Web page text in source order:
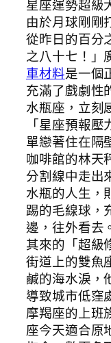
星座運勢超級
由於月球剛剛
從昨日的百分
之八十七！」
車材料是一個
充滿了戲劇性
水瓶座，立刻
「星座預報
單戀著住在隔
咖啡館的林天
分割線中走出
水瓶的人生，
踢的毛線球，
邊，往外看去
其來的「超級
街道上的雙魚
鹹的海水淚，
導致城市低窪
摩羯座的上班
座今天適合原